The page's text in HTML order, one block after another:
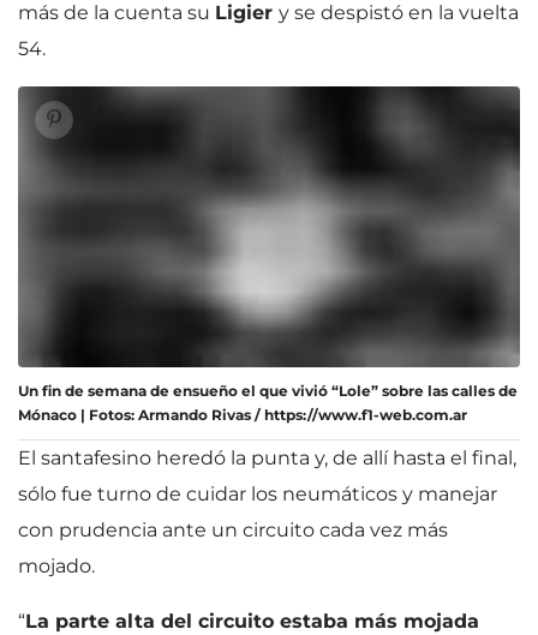
más de la cuenta su Ligier y se despistó en la vuelta
54.
Un fin de semana de ensueño el que vivió “Lole” sobre las calles de
Mónaco | Fotos: Armando Rivas / https://www.f1-web.com.ar
El santafesino heredó la punta y, de allí hasta el final,
sólo fue turno de cuidar los neumáticos y manejar
con prudencia ante un circuito cada vez más
mojado.
“La parte alta del circuito estaba más mojada